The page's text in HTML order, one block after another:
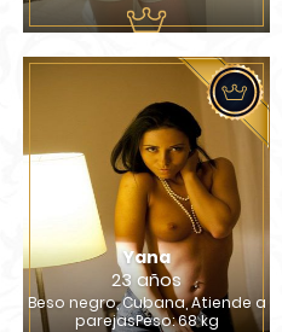
Yana
23 años
Beso negro, Cubana, Atiende a
parejasPeso: 68 kg